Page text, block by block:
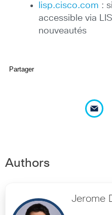
lisp.cisco.com :
accessible via
nouveautés
Partager
Authors
Jerome